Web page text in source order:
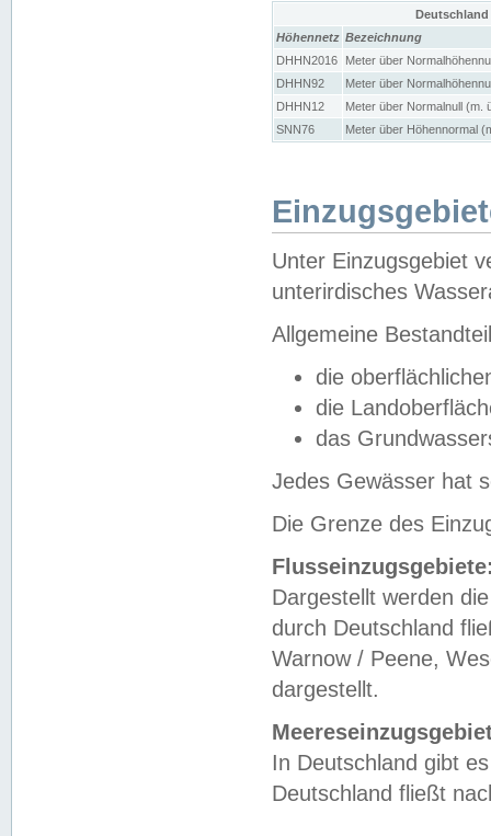
Höhennetz Bezeichnung
DHHN2016
Meter über
DHHN92
Meter über
DHHN12
Meter über Normalnull (m.
SNN76
Meter über Höhennormal
Unter Einzugsgebiet
unterirdisches
Allgemeine
die
die
das
Jedes Gewässer hat
Die Grenze des
Dargestellt werden
durch Deutschland
Warnow / Peene,
dargestellt.
In Deutschland gibt
Deutschland fließt